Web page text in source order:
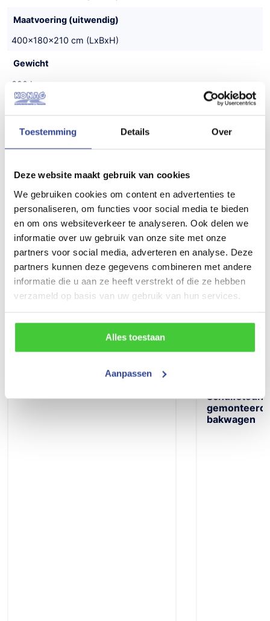
Toestemming Details Over
Deze website maakt gebruik van cookies
We gebruiken cookies om content en advertenties te
personaliseren, om functies voor social media te bieden
en om ons websiteverkeer te analyseren. Ook delen we
informatie over uw gebruik van onze site met onze
partners voor social media, adverteren en analyse. Deze
partners kunnen deze gegevens combineren met andere
informatie die u aan ze heeft verstrekt of die ze hebben
verzameld op basis van uw gebruik van hun services.
Alles toestaan
Aanpassen
Maatvoering (uitwendig)
400x180x210 cm (LxBxH)
Gewicht
390 kg
Draagvermogen (bruto)
2800 kg
Draagvermogen (netto)
2410 kg
Aantal assen
2
Bouwjaar
Nieuw
Populaire accessoires
gemonteerd
bakwagen